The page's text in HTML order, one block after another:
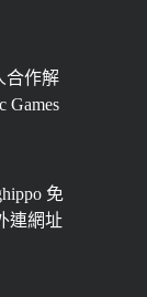
合作解
Games
免
連網址